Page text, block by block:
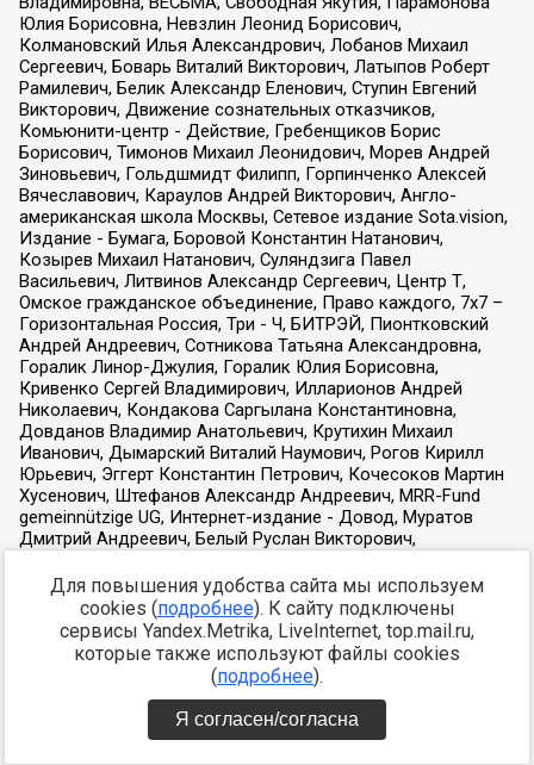
Для повышения удобства сайта мы используем
cookies (подробнее). К сайту подключены
сервисы Yandex.Metrika, LiveInternet, top.mail.ru,
которые также используют файлы cookies
(подробнее).
Я согласен/согласна